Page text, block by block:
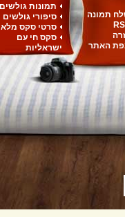
תמונה
האתר
תמונות גולשים
סיפורי גולשים
סרטי סקס
סקס חי עם
ישראליות